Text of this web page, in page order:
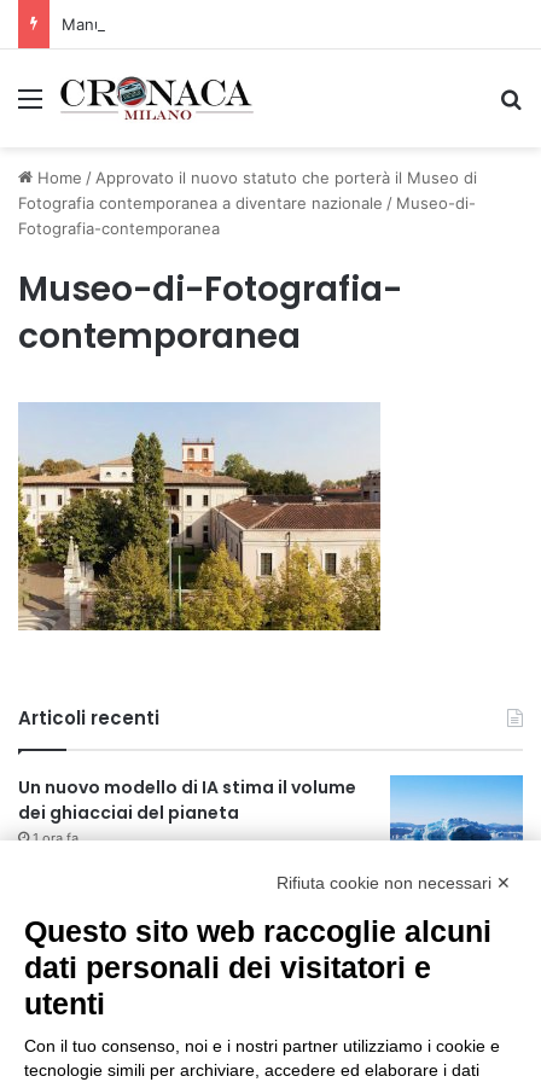
Menu
Home / Approvato il nuovo statuto che porterà il Museo di
Fotografia contemporanea a diventare nazionale / Museo-di-
Fotografia-contemporanea
Museo-di-Fotografia-
contemporanea
Articoli recenti
Un nuovo modello di IA stima il volume
dei ghiacciai del pianeta
1 ora fa
Manutenzione strade, nel biennio
2026-27 investiti 56 milioni
19 ore fa
Il codice segreto dei neuroni: la
cervello
20 ore fa
Rifiuta cookie non necessari ✕
Questo sito web raccoglie alcuni
dati personali dei visitatori e
utenti
Con il tuo consenso, noi e i nostri partner utilizziamo i cookie e
tecnologie simili per archiviare, accedere ed elaborare i dati